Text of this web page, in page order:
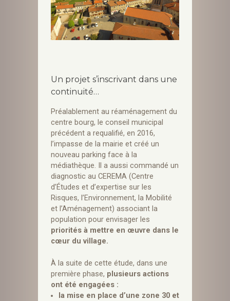
Un projet s’inscrivant dans une
continuité…
Préalablement au réaménagement du
centre bourg, le conseil municipal
précédent a requalifié, en 2016,
l’impasse de la mairie et créé un
nouveau parking face à la
médiathèque. Il a aussi commandé un
diagnostic au CEREMA (Centre
d’Études et d’expertise sur les
Risques, l’Environnement, la Mobilité
et l’Aménagement) associant la
population pour envisager les
priorités à mettre en œuvre dans le
cœur du village.
À la suite de cette étude, dans une
première phase, plusieurs actions
ont été engagées :
la mise en place d’une zone 30 et